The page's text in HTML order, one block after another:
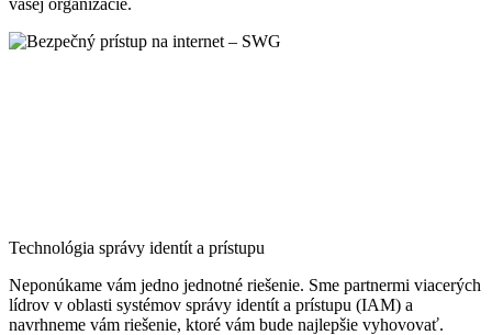
vašej organizácie.
Technológia správy identít a prístupu
Neponúkame vám jedno jednotné riešenie. Sme partnermi viacerých
lídrov v oblasti systémov správy identít a prístupu (IAM) a
navrhneme vám riešenie, ktoré vám bude najlepšie vyhovovať.